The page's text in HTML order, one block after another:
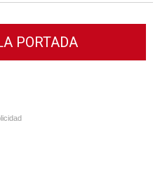
PORTADA